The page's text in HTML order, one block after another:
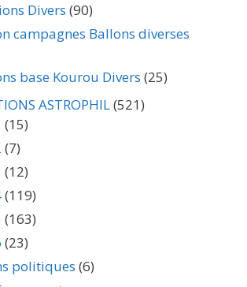
Divers (90)
campagnes Ballons diverses
base Kourou Divers (25)
ASTROPHIL(521)
(15)
(7)
(12)
(119)
(163)
(23)
politiques (6)